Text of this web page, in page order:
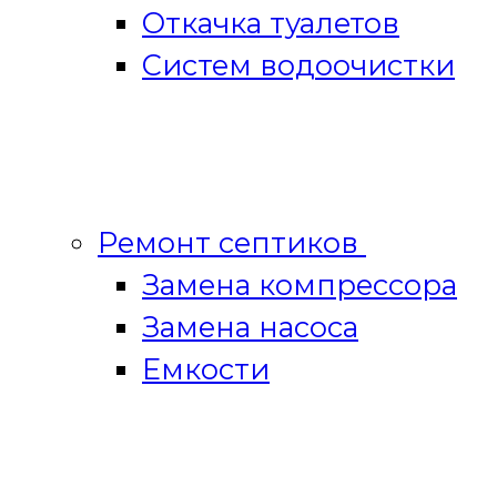
Откачка туалетов
Систем водоочистки
Ремонт септиков
Замена компрессора
Замена насоса
Емкости